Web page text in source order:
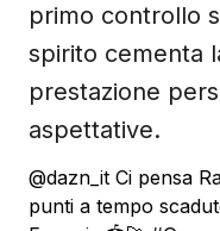
primo controllo
spirito cementa
prestazione
aspettative.
@dazn_it Ci pensa
punti a tempo